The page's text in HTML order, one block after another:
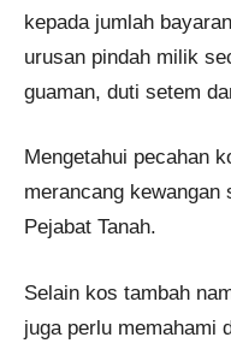
kepada jumlah
urusan pindah milik
guaman, duti setem
Mengetahui pecahan
merancang kewangan
Pejabat Tanah.
Selain kos tambah
juga perlu memahami